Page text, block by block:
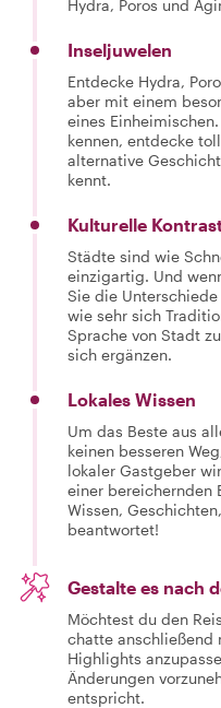
Hydra, Poros und
Inseljuwelen
Entdecke Hydra,
aber mit einem
eines
kennen, entdecke
alternative
kennt.
Kulturelle
Städte sind wie
einzigartig. Und
Sie die Unterschiede
wie sehr sich
Sprache von Stadt
sich ergänzen.
Lokales Wissen
Um das Beste aus
keinen besseren
lokaler Gastgeber
einer bereichernden
Wissen,
beantwortet!
Gestalte es nach
Möchtest du den
chatte anschließend
Highlights
Änderungen
entspricht.